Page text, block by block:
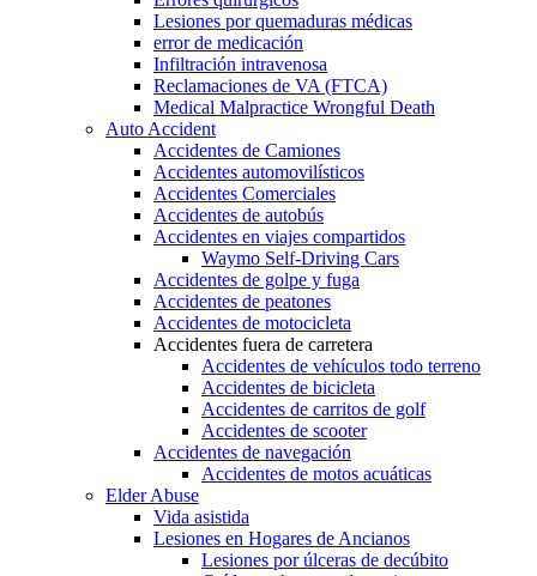
Lesiones por quemaduras médicas
error de medicación
Infiltración intravenosa
Reclamaciones de VA (FTCA)
Medical Malpractice Wrongful Death
Auto Accident
Accidentes de Camiones
Accidentes automovilísticos
Accidentes Comerciales
Accidentes de autobús
Accidentes en viajes compartidos
Waymo Self-Driving Cars
Accidentes de golpe y fuga
Accidentes de peatones
Accidentes de motocicleta
Accidentes fuera de carretera
Accidentes de vehículos todo terreno
Accidentes de bicicleta
Accidentes de carritos de golf
Accidentes de scooter
Accidentes de navegación
Accidentes de motos acuáticas
Elder Abuse
Vida asistida
Lesiones en Hogares de Ancianos
Lesiones por úlceras de decúbito